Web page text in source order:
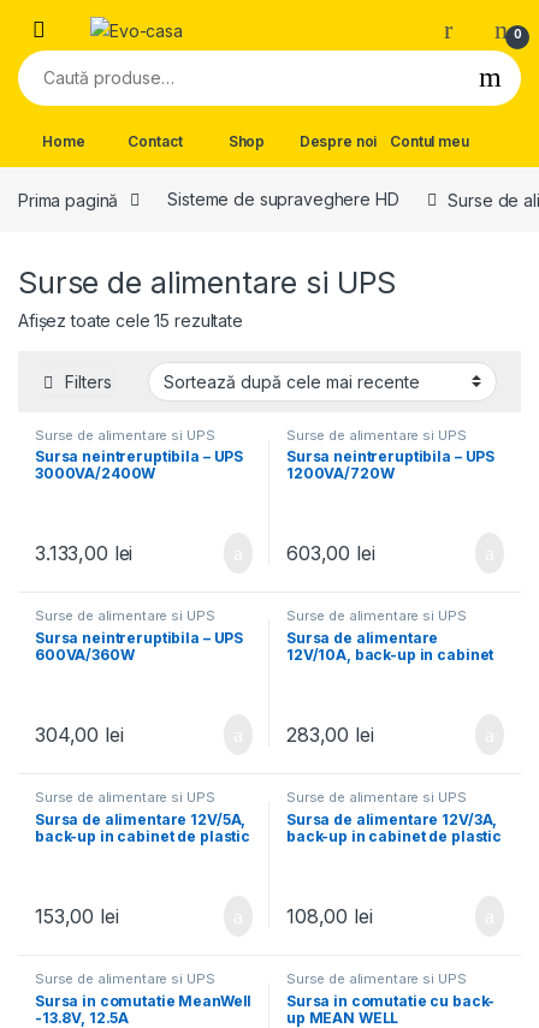
Skip to navigation
Skip to content
0
Caută după:
Home Contact Shop Despre noi Contul meu
Prima pagină Sisteme de supraveghere HD Surse de
Surse de alimentare si UPS
Afișez toate cele 15 rezultate
Filters
Surse de alimentare si UPS
Sursa neintreruptibila – UPS
3000VA/2400W
3.133,00 lei
Surse de alimentare si UPS
Sursa neintreruptibila – UPS
1200VA/720W
603,00 lei
Surse de alimentare si UPS
Sursa neintreruptibila – UPS
600VA/360W
304,00 lei
Surse de alimentare si UPS
Sursa de alimentare
12V/10A, back-up in cabinet
283,00 lei
Surse de alimentare si UPS
Sursa de alimentare 12V/5A,
back-up in cabinet de plastic
153,00 lei
Surse de alimentare si UPS
Sursa de alimentare 12V/3A,
back-up in cabinet de plastic
108,00 lei
Surse de alimentare si UPS
Sursa in comutatie MeanWell
-13.8V, 12.5A
Surse de alimentare si UPS
Sursa in comutatie cu back-
up MEAN WELL